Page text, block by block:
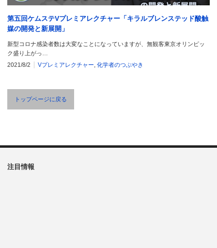
第五回ケムステVプレミアレクチャー「キラルブレンステッド酸触
媒の開発と新展開」
新型コロナ感染者数は大変なことになっていますが、無観客東京オリンピッ
ク盛り上がっ…
2021/8/2
Vプレミアレクチャー, 化学者のつぶやき
トップページに戻る
注目情報